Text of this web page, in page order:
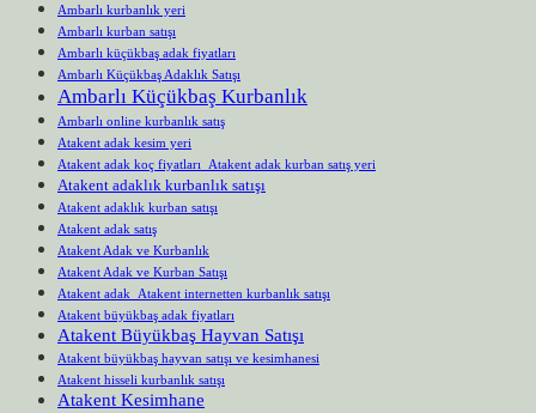
Ambarlı kurbanlık yeri
Ambarlı kurban satışı
Ambarlı küçükbaş adak fiyatları
Ambarlı Küçükbaş Adaklık Satışı
Ambarlı Küçükbaş Kurbanlık
Ambarlı online kurbanlık satış
Atakent adak kesim yeri
Atakent adak koç fiyatları Atakent adak kurban satış yeri
Atakent adaklık kurbanlık satışı
Atakent adaklık kurban satışı
Atakent adak satış
Atakent Adak ve Kurbanlık
Atakent Adak ve Kurban Satışı
Atakent adak Atakent internetten kurbanlık satışı
Atakent büyükbaş adak fiyatları
Atakent Büyükbaş Hayvan Satışı
Atakent büyükbaş hayvan satışı ve kesimhanesi
Atakent hisseli kurbanlık satışı
Atakent Kesimhane